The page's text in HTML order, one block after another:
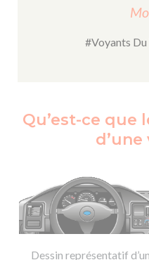
#Voyants
Qu’est-ce que
Dessin représentatif